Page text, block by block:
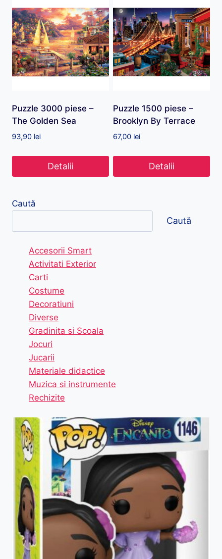
Puzzle 3000 piese –
The Golden Sea
93,90 lei
Detalii
Puzzle 1500 piese –
Brooklyn By Terrace
67,00 lei
Detalii
Caută
Caută
Accesorii Smart
Activitati Exterior
Carti
Costume
Decoratiuni
Diverse
Gradinita si Scoala
Jocuri
Jucarii
Materiale didactice
Muzica si instrumente
Rechizite